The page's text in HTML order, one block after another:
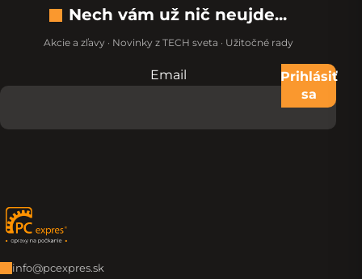
Nech vám už nič neujde...
Akcie a zľavy · Novinky z TECH sveta · Užitočné rady
Nevypĺňajte toto pole:
Email
Prihlásiť
sa
Zápätie
info@pcexpres.sk